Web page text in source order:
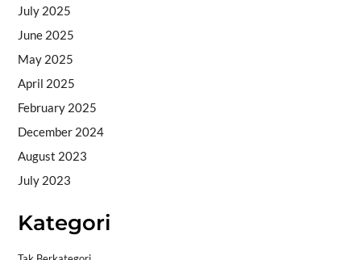
July 2025
June 2025
May 2025
April 2025
February 2025
December 2024
August 2023
July 2023
Kategori